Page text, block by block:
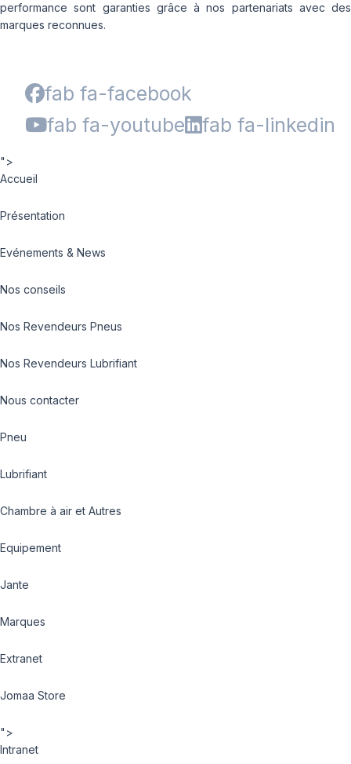
performance sont garanties grâce à nos partenariats avec des
marques reconnues.
fab fa-facebook
fab fa-youtube
fab fa-linkedin
">
Accueil
Présentation
Evénements & News
Nos conseils
Nos Revendeurs Pneus
Nos Revendeurs Lubrifiant
Nous contacter
Pneu
Lubrifiant
Chambre à air et Autres
Equipement
Jante
Marques
Extranet
Jomaa Store
">
Intranet